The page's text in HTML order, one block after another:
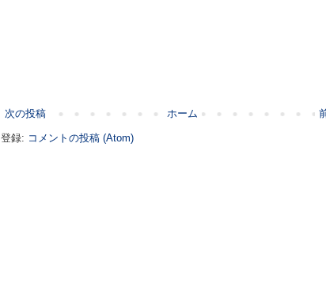
次の投稿 ホーム
登録: コメントの投稿 (Atom)